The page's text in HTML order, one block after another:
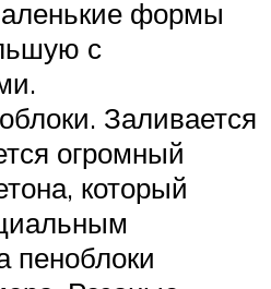
формы
с
Заливается
огромный
который
пеноблоки